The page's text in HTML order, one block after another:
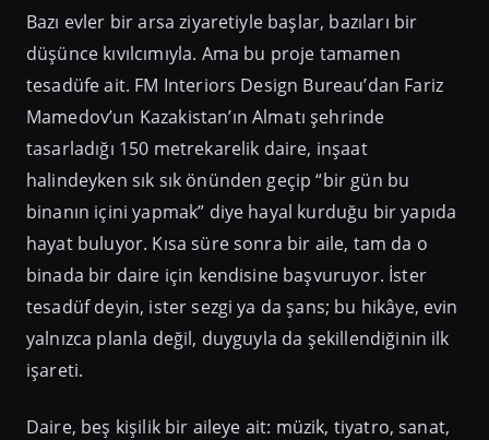
Bazı evler bir arsa ziyaretiyle başlar, bazıları bir
düşünce kıvılcımıyla. Ama bu proje tamamen
tesadüfe ait. FM Interiors Design Bureau’dan Fariz
Mamedov’un Kazakistan’ın Almatı şehrinde
tasarladığı 150 metrekarelik daire, inşaat
halindeyken sık sık önünden geçip “bir gün bu
binanın içini yapmak” diye hayal kurduğu bir yapıda
hayat buluyor. Kısa süre sonra bir aile, tam da o
binada bir daire için kendisine başvuruyor. İster
tesadüf deyin, ister sezgi ya da şans; bu hikâye, evin
yalnızca planla değil, duyguyla da şekillendiğinin ilk
işareti.
Daire, beş kişilik bir aileye ait: müzik, tiyatro, sanat,